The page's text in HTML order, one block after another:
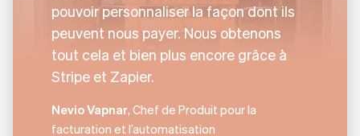
pouvoir personnaliser la façon dont ils
peuvent nous payer. Nous obtenons
tout cela et bien plus encore grâce à
Stripe et Zapier.
Nevio Vapnar, Chef de Produit pour la
facturation et l’automatisation